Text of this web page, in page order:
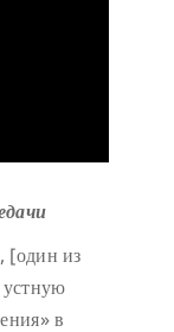
[один из
в